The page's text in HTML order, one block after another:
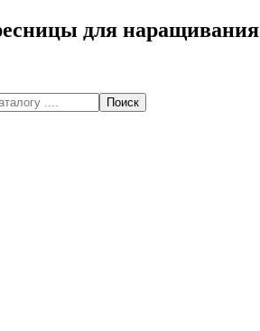
для наращивания